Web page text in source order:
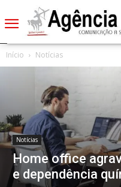
Início Notícias
Notícias
Home office
e dependência